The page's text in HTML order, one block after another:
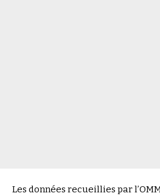
Les données recueillies par